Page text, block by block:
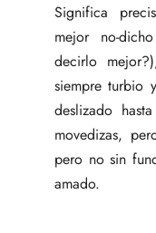
Significa
mejor no-
decirlo
siempre turbio
deslizado
movedizas,
pero no sin
amado.